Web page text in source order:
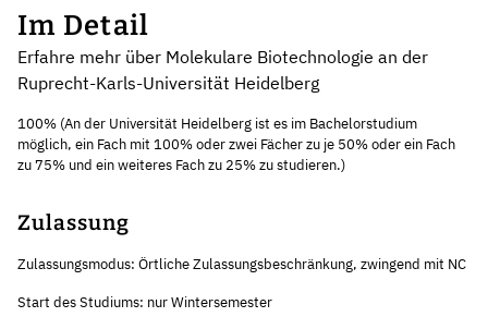
Im Detail
Erfahre mehr über Molekulare Biotechnologie an der
Ruprecht-Karls-Universität Heidelberg
100% (An der Universität Heidelberg ist es im Bachelorstudium
möglich, ein Fach mit 100% oder zwei Fächer zu je 50% oder ein Fach
zu 75% und ein weiteres Fach zu 25% zu studieren.)
Zulassung
Zulassungsmodus: Örtliche Zulassungsbeschränkung, zwingend mit NC
Start des Studiums: nur Wintersemester